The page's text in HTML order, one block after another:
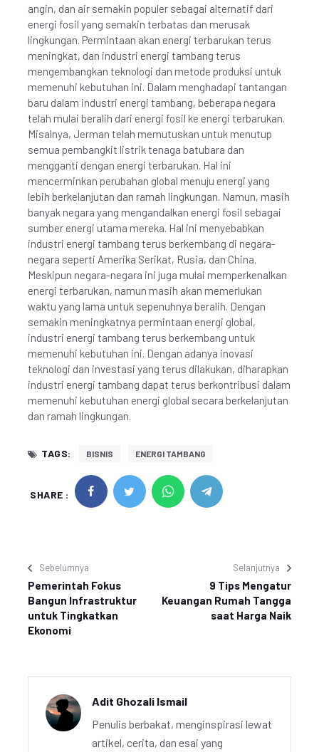
angin, dan air semakin populer sebagai alternatif dari
energi fosil yang semakin terbatas dan merusak
lingkungan. Permintaan akan energi terbarukan terus
meningkat, dan industri energi tambang terus
mengembangkan teknologi dan metode produksi untuk
memenuhi kebutuhan ini. Dalam menghadapi tantangan
baru dalam industri energi tambang, beberapa negara
telah mulai beralih dari energi fosil ke energi terbarukan.
Misalnya, Jerman telah memutuskan untuk menutup
semua pembangkit listrik tenaga batubara dan
mengganti dengan energi terbarukan. Hal ini
mencerminkan perubahan global menuju energi yang
lebih berkelanjutan dan ramah lingkungan. Namun, masih
banyak negara yang mengandalkan energi fosil sebagai
sumber energi utama mereka. Hal ini menyebabkan
industri energi tambang terus berkembang di negara-
negara seperti Amerika Serikat, Rusia, dan China.
Meskipun negara-negara ini juga mulai memperkenalkan
energi terbarukan, namun masih akan memerlukan
waktu yang lama untuk sepenuhnya beralih. Dengan
semakin meningkatnya permintaan energi global,
industri energi tambang terus berkembang untuk
memenuhi kebutuhan ini. Dengan adanya inovasi
teknologi dan investasi yang terus dilakukan, diharapkan
industri energi tambang dapat terus berkontribusi dalam
memenuhi kebutuhan energi global secara berkelanjutan
dan ramah lingkungan.
TAGS: BISNIS ENERGI TAMBANG
SHARE :
Sebelumnya
Pemerintah Fokus
Bangun Infrastruktur
untuk Tingkatkan
Ekonomi
Selanjutnya
9 Tips Mengatur
Keuangan Rumah Tangga
saat Harga Naik
Adit Ghozali Ismail
Penulis berbakat, menginspirasi lewat
artikel, cerita, dan esai yang